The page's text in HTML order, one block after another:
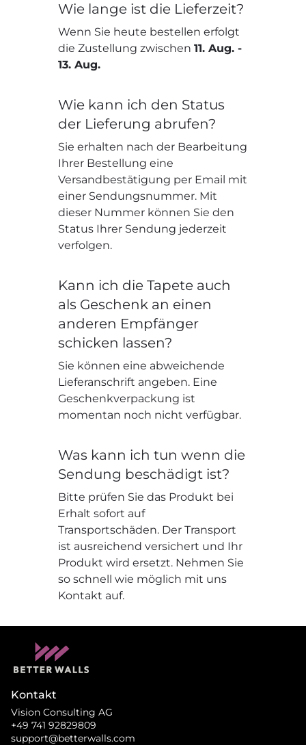
Wie lange ist die Lieferzeit?
Wenn Sie heute bestellen erfolgt
die Zustellung zwischen11. Aug. -
13. Aug.
Wie kann ich den Status
der Lieferung abrufen?
Sie erhalten nach der Bearbeitung
Ihrer Bestellung eine
Versandbestätigung per Email mit
einer Sendungsnummer. Mit
dieser Nummer können Sie den
Status Ihrer Sendung jederzeit
verfolgen.
Kann ich die Tapete auch
als Geschenk an einen
anderen Empfänger
schicken lassen?
Sie können eine abweichende
Lieferanschrift angeben. Eine
Geschenkverpackung ist
momentan noch nicht verfügbar.
Was kann ich tun wenn die
Sendung beschädigt ist?
Bitte prüfen Sie das Produkt bei
Erhalt sofort auf
Transportschäden. Der Transport
ist ausreichend versichert und Ihr
Produkt wird ersetzt. Nehmen Sie
so schnell wie möglich mit uns
Kontakt auf.
Kontakt
Vision Consulting AG
+49 741 92829809
support@betterwalls.com